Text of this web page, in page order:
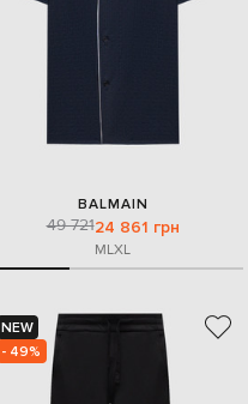
BALMAIN
49 72124 861 грн
MLXL
NEW
- 49%